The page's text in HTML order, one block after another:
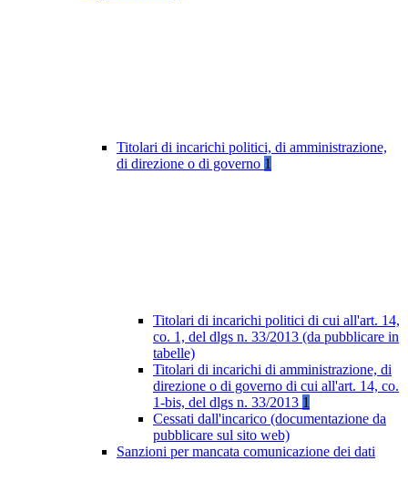
Titolari di incarichi politici, di amministrazione,
di direzione o di governo 1
Titolari di incarichi politici di cui all'art. 14,
co. 1, del dlgs n. 33/2013 (da pubblicare in
tabelle)
Titolari di incarichi di amministrazione, di
direzione o di governo di cui all'art. 14, co.
1-bis, del dlgs n. 33/2013 1
Cessati dall'incarico (documentazione da
pubblicare sul sito web)
Sanzioni per mancata comunicazione dei dati